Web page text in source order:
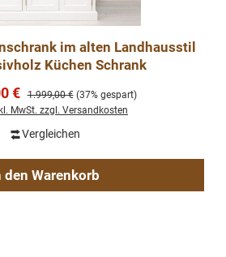
im alten Landhausstil
Küchen Schrank
€ Regulärer Preis:
1.999,00 € (37% gespart)
MwSt. zzgl. Versandkosten
Vergleichen
den Warenkorb